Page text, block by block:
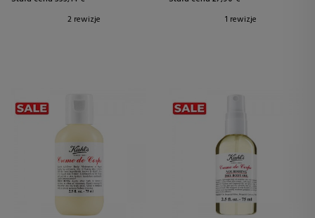
2 rewizje
1 rewizje